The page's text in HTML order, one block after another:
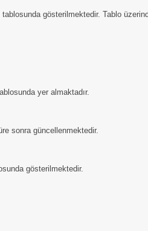
gösterilmektedir. Tablo
yer almaktadır.
sonra güncellenmektedir.
gösterilmektedir.